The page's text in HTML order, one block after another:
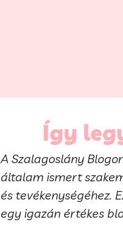
Így
A Szalagoslány
általam ismert
és tevékenységéhez.
egy igazán értékes